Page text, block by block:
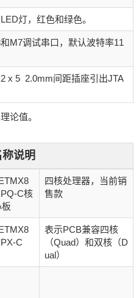
灯，红色和绿色。
M7调试串口，默认波特率11
x 5 2.0mm间距插座引出JTA
论值。
说明
C核
四核处理器，当前销
售款
C
表示PCB兼容四核
（Quad）和双核（D
ual）